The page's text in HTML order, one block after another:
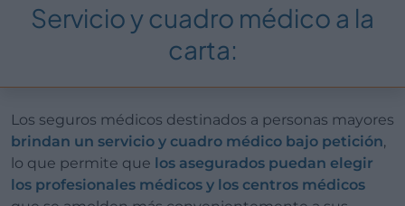
Servicio y cuadro médico a la
carta:
Los seguros médicos destinados a personas mayores
brindan un servicio y cuadro médico bajo petición,
lo que permite que los asegurados puedan elegir
los profesionales médicos y los centros médicos